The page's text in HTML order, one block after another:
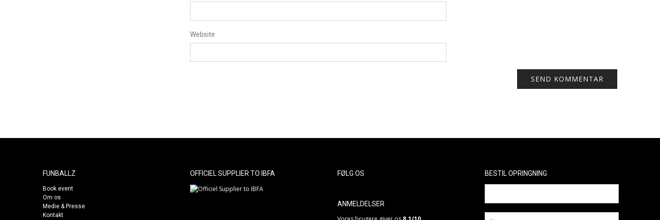
Website
FUNBALLZ
Book event
Om os
Medie & Presse
Kontakt
OFFICIEL SUPPLIER TO IBFA FØLG OS
ANMELDELSER
BESTIL OPRINGNING